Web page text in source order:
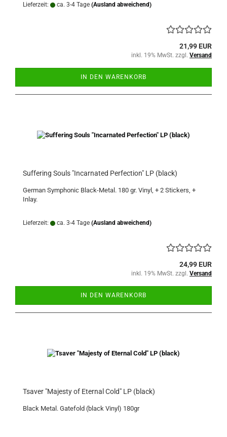
Lieferzeit: ca. 3-4 Tage (Ausland abweichend)
21,99 EUR
inkl. 19% MwSt. zzgl. Versand
IN DEN WARENKORB
Suffering Souls "Incarnated Perfection" LP (black)
German Symphonic Black-Metal. 180 gr. Vinyl, + 2 Stickers, +
Inlay.
Lieferzeit: ca. 3-4 Tage (Ausland abweichend)
24,99 EUR
inkl. 19% MwSt. zzgl. Versand
IN DEN WARENKORB
Tsaver "Majesty of Eternal Cold" LP (black)
Black Metal. Gatefold (black Vinyl) 180gr